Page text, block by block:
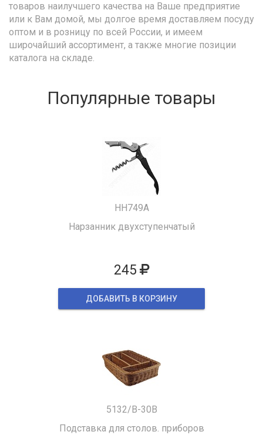
товаров наилучшего качества на Ваше предприятие
или к Вам домой, мы долгое время доставляем посуду
оптом и в розницу по всей России, и имеем
широчайший ассортимент, а также многие позиции
каталога на складе.
Популярные товары
HH749A
Нарзанник двухступенчатый
245
ДОБАВИТЬ В КОРЗИНУ
5132/B-30B
Подставка для столов. приборов